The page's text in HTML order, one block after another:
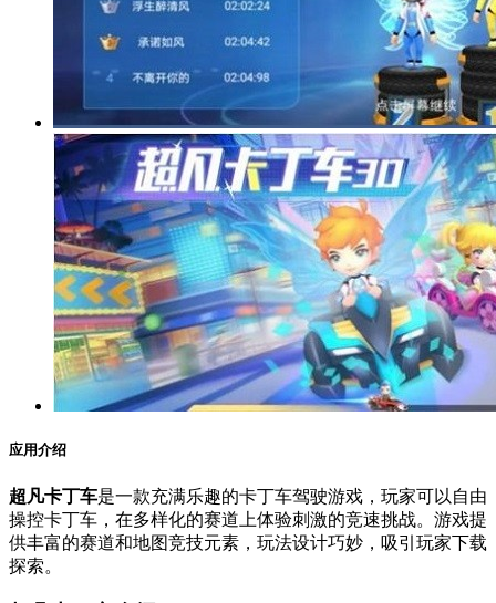
应用介绍
超凡卡丁车是一款充满乐趣的卡丁车驾驶游戏，玩家可以自由
操控卡丁车，在多样化的赛道上体验刺激的竞速挑战。游戏提
供丰富的赛道和地图竞技元素，玩法设计巧妙，吸引玩家下载
探索。